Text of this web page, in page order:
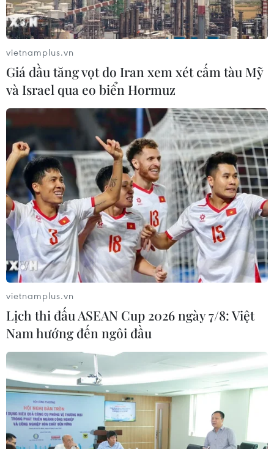
Trung Quốc, ASEAN nhất trí duy trì hòa
bình và ổn định ở Biển Đông
15/03/2023 03:53
Theo người phát ngôn Bộ Ngoại giao Trung Quốc, trong
cuộc họp lần thứ 38 của Nhóm công tác chung ASEAN-
Trung Quốc, hai bên tiếp tục thúc đẩy tham vấn về Bộ
quy tắc ứng xử ở Biển Đông (COC).
Chuyên gia Indonesia đề cao vai trò của
Việt Nam trong khối ASEAN
vietnamplus.vn
Giá dầu tăng vọt do Iran xem xét cấm tàu Mỹ
và Israel qua eo biển Hormuz
vietnamplus.vn
Lịch thi đấu ASEAN Cup 2026 ngày 7/8: Việt
Nam hướng đến ngôi đầu